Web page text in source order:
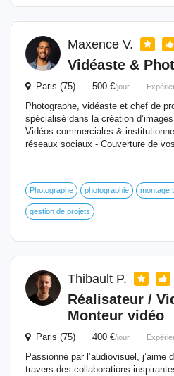
Maxence V.
Vidéaste &
Paris (75) 500 €/jour
Photographe, vidéaste et chef de
spécialisé dans la création
Vidéos commerciales &
réseaux sociaux - Couverture de
Photographe photographie montage
gestion de projets
Thibault P.
Réalisateur /
Monteur vidéo
Paris (75) 400 €/jour
Passionné par l’audiovisuel, j’aime
travers des collaborations